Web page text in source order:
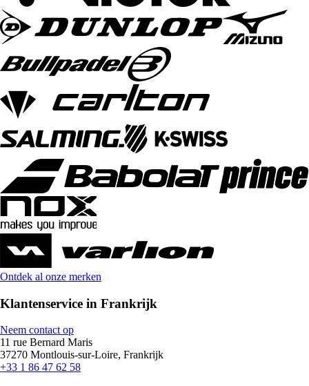
Ontdek al onze merken
Klantenservice in Frankrijk
Neem contact op
11 rue Bernard Maris
37270 Montlouis-sur-Loire, Frankrijk
+33 1 86 47 62 58